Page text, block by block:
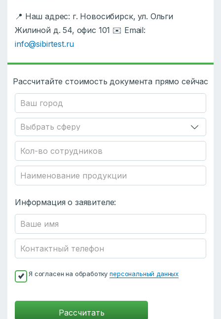
📍 Наш адрес: г. Новосибирск, ул. Ольги
Жилиной д. 54, офис 101 ✉️ Email:
info@sibirtest.ru
Рассчитайте стоимость документа прямо сейчас
Информация о заявителе:
Я согласен на обработкуперсональный данных